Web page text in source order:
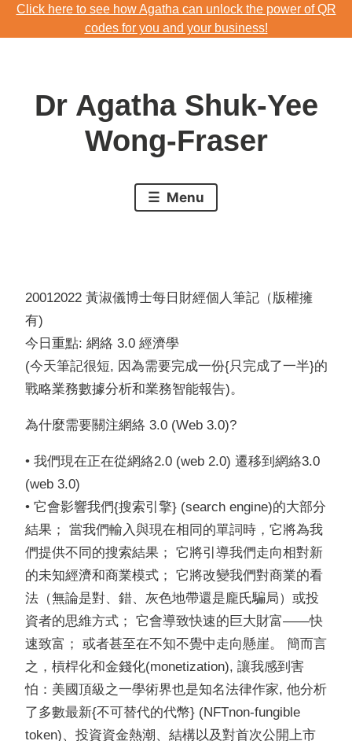
Skip
to
Click here to see how Agatha can unlock the power of QR
codes for you and your business!
codes for you and your business!
Dr Agatha Shuk-Yee
Wong-Fraser
Menu
20012022 黃淑儀博士每日財經個人筆記（版權擁
有)
今日重點: 網絡 3.0 經濟學
(今天筆記很短, 因為需要完成一份{只完成了一半}的
戰略業務數據分析和業務智能報告)。
為什麼需要關注網絡 3.0 (Web 3.0)?
• 我們現在正在從網絡2.0 (web 2.0) 遷移到網絡3.0
(web 3.0)
• 它會影響我們{搜索引擎} (search engine)的大部分
結果； 當我們輸入與現在相同的單詞時，它將為我
們提供不同的搜索結果； 它將引導我們走向相對新
的未知經濟和商業模式； 它將改變我們對商業的看
法（無論是對、錯、灰色地帶還是龐氏騙局）或投
資者的思維方式；
它會導致快速的巨大財富——快
速致富； 或者甚至在不知不覺中走向懸崖。 簡而言
之，槓桿化和金錢化(monetization), 讓我感到害
怕：美國頂級之一學術界也是知名法律作家, 他分析
了多數最新{不可替代的代幣} (NFTnon-fungible
token)、投資資金熱潮、結構以及對首次公開上市